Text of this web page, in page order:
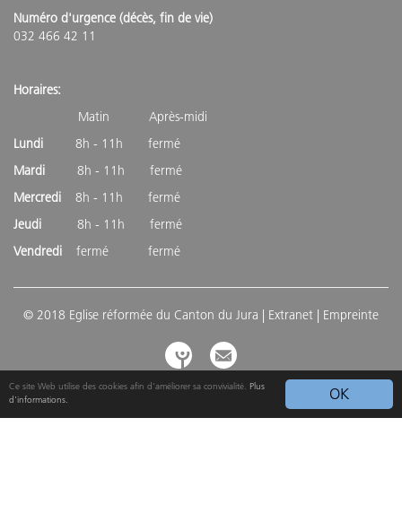
OK
Ce site Web utilise des cookies afin d'améliorer sa convivialité. Plus
d'informations.
Numéro d'urgence (décès, fin de vie)
032 466 42 11
Horaires:
Matin Après-midi
Lundi
8h - 11h fermé
Mardi
8h - 11h fermé
Mercredi
8h - 11h fermé
Jeudi
8h - 11h fermé
Vendredi fermé fermé
© 2018 Eglise réformée du Canton du Jura | Extranet | Empreinte